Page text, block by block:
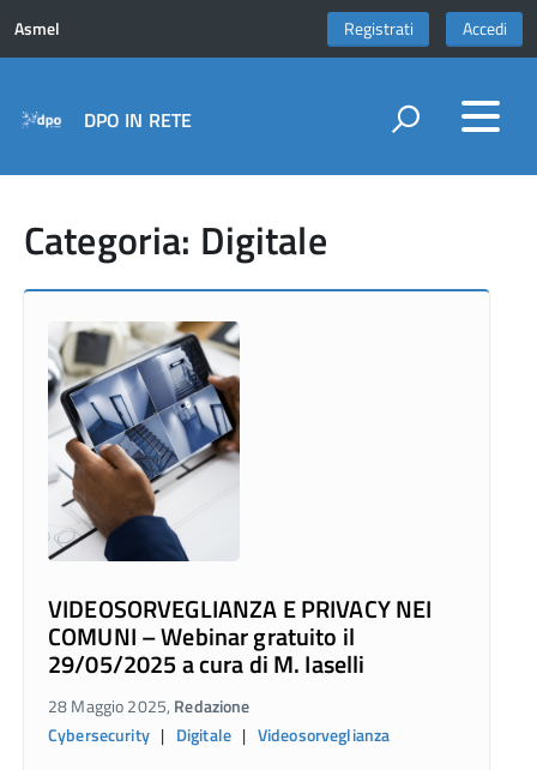
Asmel Registrati Accedi
DPO IN RETE
Categoria: Digitale
VIDEOSORVEGLIANZA E PRIVACY NEI
COMUNI – Webinar gratuito il
29/05/2025 a cura di M. Iaselli
28 Maggio 2025, Redazione
Cybersecurity| Digitale| Videosorveglianza